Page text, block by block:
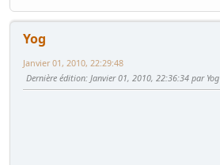
Yog
Janvier 01, 2010, 22:29:48
Dernière édition: Janvier 01, 2010, 22:36:34 par Yog